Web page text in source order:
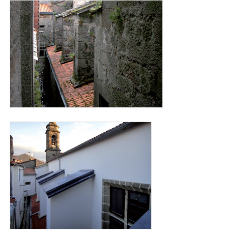
exterior_animas_antes.jpg
exterior_animas_despues.jpg